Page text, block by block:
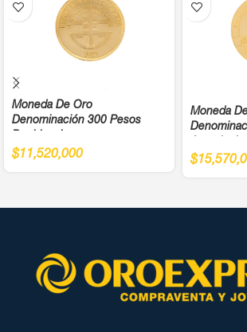
Moneda De Oro
Denominación 300 Pesos
Panamericanos Año 1971 Cali
$11,520,000
Moneda
900
$